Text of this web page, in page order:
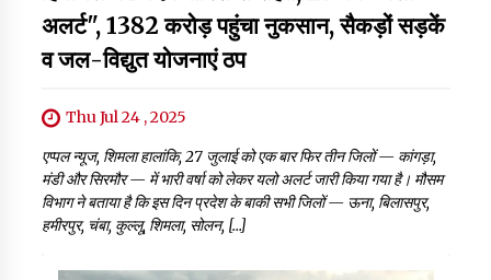
अलर्ट", 1382 करोड़ पहुंचा नुकसान, सैकड़ों सड़कें
व जल-विद्युत योजनाएं ठप
Thu Jul 24 , 2025
एप्पल न्यूज, शिमला हालांकि, 27 जुलाई को एक बार फिर तीन जिलों — कांगड़ा,
मंडी और सिरमौर — में भारी वर्षा को लेकर यलो अलर्ट जारी किया गया है। मौसम
विभाग ने बताया है कि इस दिन प्रदेश के बाकी सभी जिलों — ऊना, बिलासपुर,
हमीरपुर, चंबा, कुल्लू, शिमला, सोलन, […]